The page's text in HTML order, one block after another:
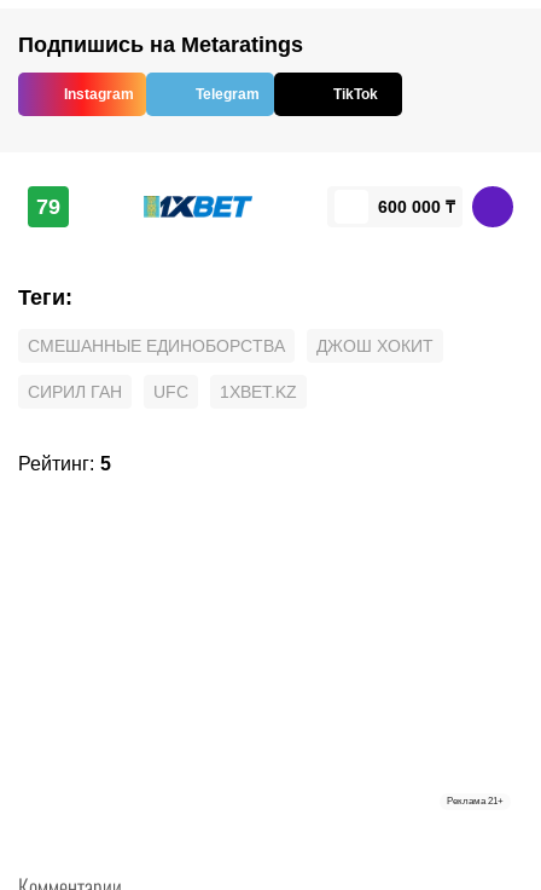
Подпишись на Metaratings
Instagram Telegram TikTok
79 600 000 ₸
Теги:
СМЕШАННЫЕ ЕДИНОБОРСТВА ДЖОШ ХОКИТ
СИРИЛ ГАН UFC 1XBET.KZ
Рейтинг: 5
Реклама 21+